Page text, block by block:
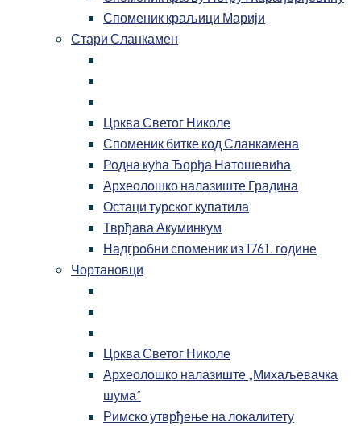
Споменик краљици Марији
Стари Сланкамен
Црква Светог Николе
Споменик битке код Сланкамена
Родна кућа Ђорђа Натошевића
Археолошко налазиште Градина
Остаци турског купатила
Тврђава Акуминкум
Надгробни споменик из 1761. године
Чортановци
Црква Светог Николе
Археолошко налазиште „Михаљевачка
шума”
Римско утврђење на локалитету